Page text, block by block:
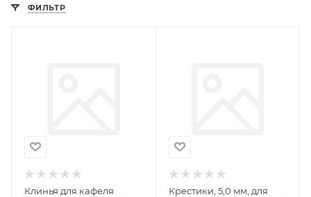
ФИЛЬТР
Клинья для кафеля
Крестики, 5,0 мм, для